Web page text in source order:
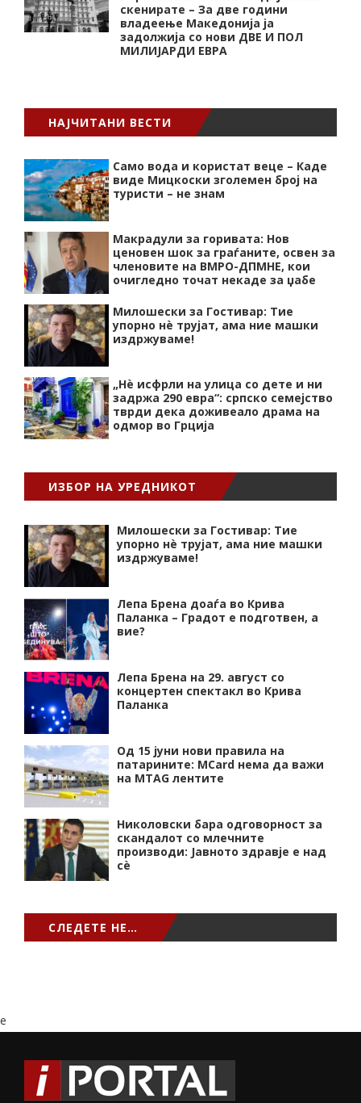
скенирате – За две години
владеење Македонија ја
задолжија со нови ДВЕ И ПОЛ
МИЛИЈАРДИ ЕВРА
НАЈЧИТАНИ ВЕСТИ
Само вода и користат веце – Каде
виде Мицкоски зголемен број на
туристи – не знам
Макрадули за горивата: Нов
ценовен шок за граѓаните, освен за
членовите на ВМРО-ДПМНЕ, кои
очигледно точат некаде за џабе
Милошески за Гостивар: Тие
упорно нѐ трујат, ама ние машки
издржуваме!
„Нѐ исфрли на улица со дете и ни
задржа 290 евра“: српско семејство
тврди дека доживеало драма на
одмор во Грција
ИЗБОР НА УРЕДНИКОТ
Милошески за Гостивар: Тие
упорно нѐ трујат, ама ние машки
издржуваме!
Лепа Брена доаѓа во Крива
Паланка – Градот е подготвен, а
вие?
Лепа Брена на 29. август со
концертен спектакл во Крива
Паланка
Од 15 јуни нови правила на
патарините: MCard нема да важи
на MTAG лентите
Николовски бара одговорност за
скандалот со млечните
производи: Јавното здравје е над
сѐ
СЛЕДЕТЕ НЕ…
e